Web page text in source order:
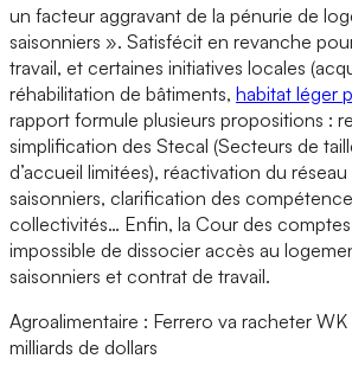
un facteur aggravant de la pénurie de
saisonniers ». Satisfécit en revanche
travail, et certaines initiatives locales
réhabilitation de bâtiments, habitat léger
rapport formule plusieurs propositions :
simplification des Stecal (Secteurs de
d’accueil limitées), réactivation du
saisonniers, clarification des
collectivités… Enfin, la Cour des
impossible de dissocier accès au
saisonniers et contrat de travail.
Agroalimentaire : Ferrero va racheter WK
milliards de dollars